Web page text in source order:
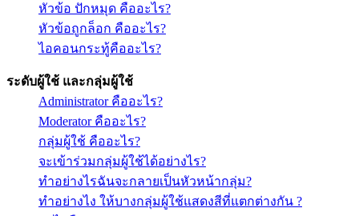
หัวข้อ ปักหมุด คืออะไร?
หัวข้อถูกล็อก คืออะไร?
ไอคอนกระทู้คืออะไร?
ระดับผู้ใช้ และกลุ่มผู้ใช้
Administrator คืออะไร?
Moderator คืออะไร?
กลุ่มผู้ใช้ คืออะไร?
จะเข้าร่วมกลุ่มผู้ใช้ได้อย่างไร?
ทำอย่างไรฉันจะกลายเป็นหัวหน้ากลุ่ม?
ทำอย่างไง ให้บางกลุ่มผู้ใช้แสดงสีที่แตกต่างกัน ?